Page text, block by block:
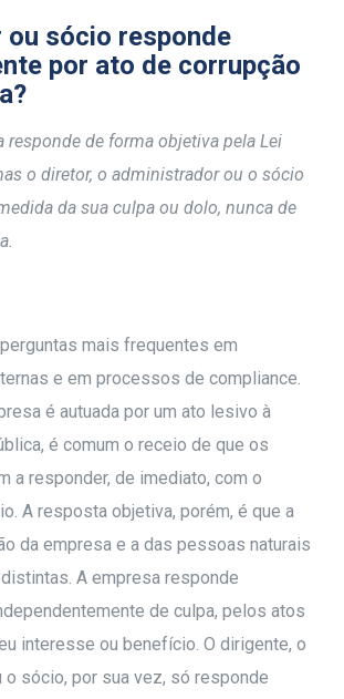
ou sócio responde
por ato de corrupção
responde de forma objetiva pela Lei
o diretor, o administrador ou o sócio
da sua culpa ou dolo, nunca de
mais frequentes em
e em processos de compliance.
é autuada por um ato lesivo à
é comum o receio de que os
a responder, de imediato, com o
A resposta objetiva, porém, é que a
da empresa e a das pessoas naturais
A empresa responde
de culpa, pelos atos
interesse ou benefício. O dirigente, o
o sócio, por sua vez, só responde